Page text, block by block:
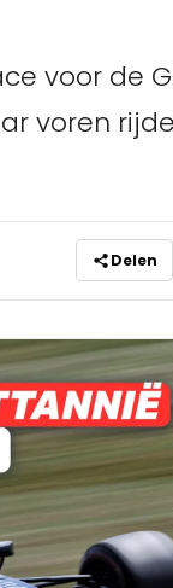
voor de
voren
Delen